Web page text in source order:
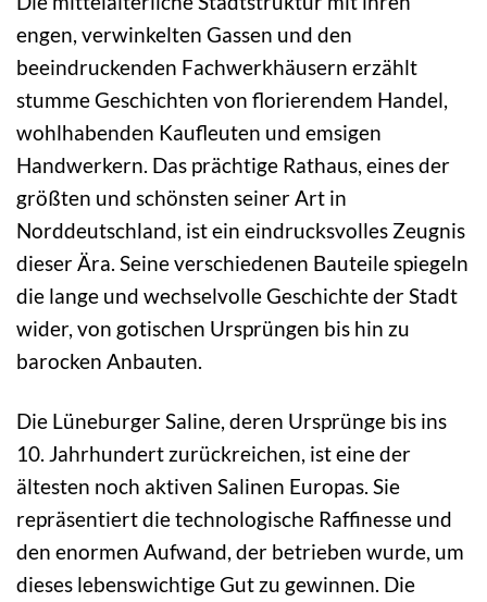
engen, verwinkelten Gassen und den
beeindruckenden Fachwerkhäusern erzählt
stumme Geschichten von florierendem Handel,
wohlhabenden Kaufleuten und emsigen
Handwerkern. Das prächtige Rathaus, eines der
größten und schönsten seiner Art in
Norddeutschland, ist ein eindrucksvolles Zeugnis
dieser Ära. Seine verschiedenen Bauteile spiegeln
die lange und wechselvolle Geschichte der Stadt
wider, von gotischen Ursprüngen bis hin zu
barocken Anbauten.
Die Lüneburger Saline, deren Ursprünge bis ins
10. Jahrhundert zurückreichen, ist eine der
ältesten noch aktiven Salinen Europas. Sie
repräsentiert die technologische Raffinesse und
den enormen Aufwand, der betrieben wurde, um
dieses lebenswichtige Gut zu gewinnen. Die